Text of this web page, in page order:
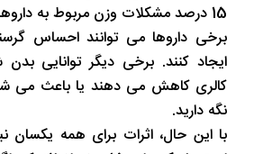
15 درصد مشکلات وزن مربوط به داروها است.
برخی داروها می توانند احساس
ایجاد کنند. برخی دیگر توانایی بدن
کالری کاهش می دهند یا باعث می
نگه دارید.
با این حال، اثرات برای همه